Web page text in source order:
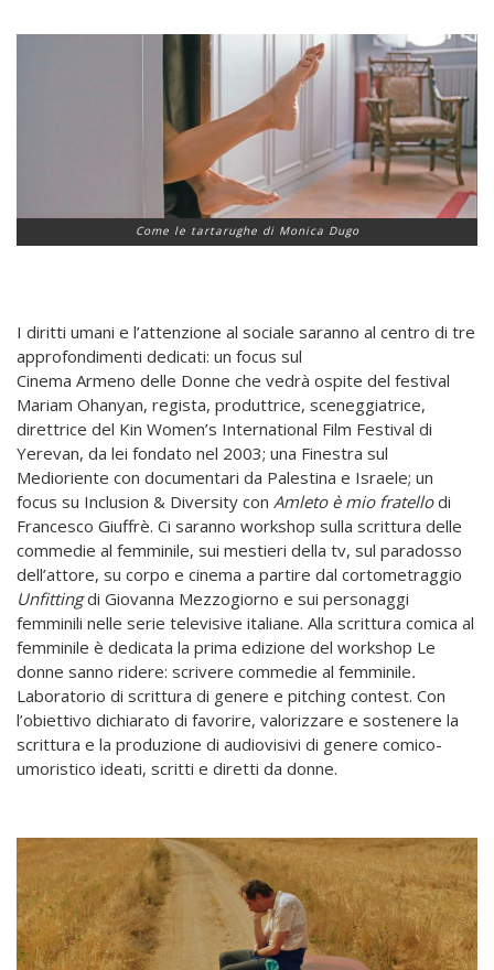
Come le tartarughe di Monica Dugo
I diritti umani e l’attenzione al sociale saranno al centro di tre
approfondimenti dedicati: un focus sul
Cinema Armeno delle Donne che vedrà ospite del festival
Mariam Ohanyan, regista, produttrice, sceneggiatrice,
direttrice del Kin Women’s International Film Festival di
Yerevan, da lei fondato nel 2003; una Finestra sul
Medioriente con documentari da Palestina e Israele; un
focus su Inclusion & Diversity con Amleto è mio fratellodi
Francesco Giuffrè. Ci saranno workshop sulla scrittura delle
commedie al femminile, sui mestieri della tv, sul paradosso
dell’attore, su corpo e cinema a partire dal cortometraggio
Unfittingdi Giovanna Mezzogiorno e sui personaggi
femminili nelle serie televisive italiane. Alla scrittura comica al
femminile è dedicata la prima edizione del workshop Le
donne sanno ridere: scrivere commedie al femminile.
Laboratorio di scrittura di genere e pitching contest. Con
l’obiettivo dichiarato di favorire, valorizzare e sostenere la
scrittura e la produzione di audiovisivi di genere comico-
umoristico ideati, scritti e diretti da donne.